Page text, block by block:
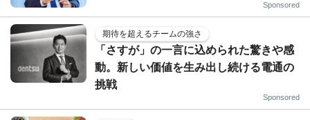
Sponsored
期待を超えるチームの強さ
「さすが」の一言に込められた驚きや感
動。新しい価値を生み出し続ける電通の
挑戦
Sponsored